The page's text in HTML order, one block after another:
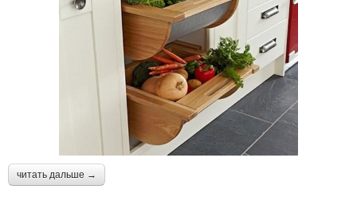
читать дальше →